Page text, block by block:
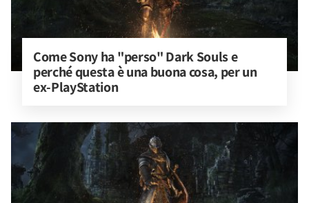
Come Sony ha "perso" Dark Souls e
perché questa è una buona cosa, per un
ex-PlayStation